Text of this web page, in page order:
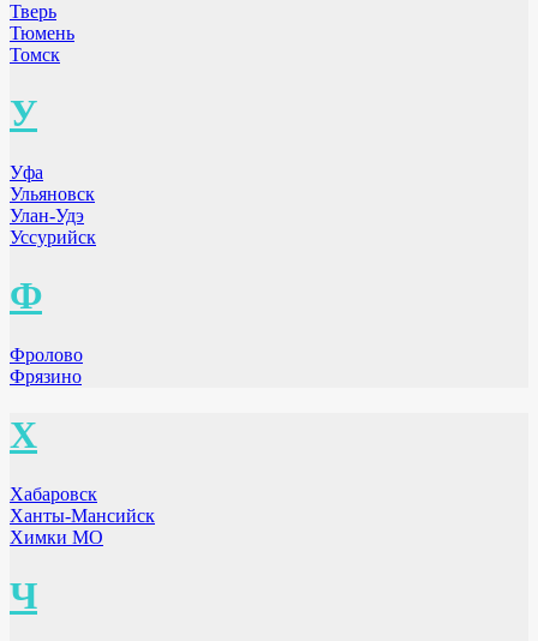
Тверь
Тюмень
Томск
У
Уфа
Ульяновск
Улан-Удэ
Уссурийск
Ф
Фролово
Фрязино
Х
Хабаровск
Ханты-Мансийск
Химки МО
Ч